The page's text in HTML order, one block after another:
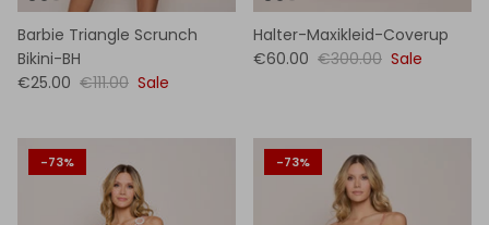
Barbie Triangle Scrunch
Bikini-BH
€25.00 €111.00 Sale
Halter-Maxikleid-Coverup
€60.00 €300.00 Sale
-73% -73%